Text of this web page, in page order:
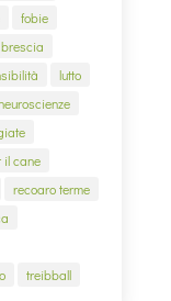
fobie
lutto
il cane
recoaro terme
treibball